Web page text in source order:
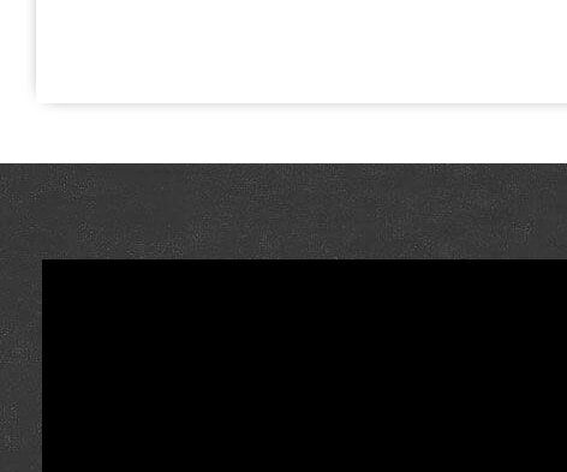
Погляньте і замовте також Інфрачервоні газові
привеземо мешканцям міст: Харків, Хмельницький,